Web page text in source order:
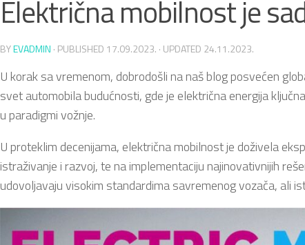
Električna mobilnost je
BYEVADMIN · PUBLISHED 17.09.2023. · UPDATED 24.11.2023.
U korak sa vremenom, dobrodošli na naš blog posvećen
svet automobila budućnosti, gde je električna energija
u paradigmi vožnje.
U proteklim decenijama, električna mobilnost je doživela
istraživanje i razvoj, te na implementaciju najinovativnijih
udovoljavaju visokim standardima savremenog vozača, ali